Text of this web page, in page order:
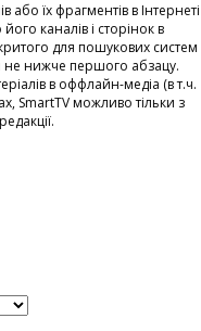
або їх фрагментів в Інтернеті
каналів і сторінок в
для пошукових систем
не нижче першого абзацу.
в оффлайн-медіа (в т.ч.
SmartTV можливо тільки з